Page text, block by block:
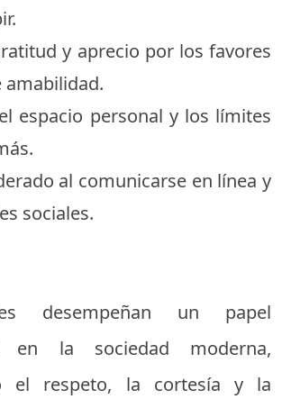
y aprecio por los favores
amabilidad.
espacio personal y los límites
al comunicarse en línea y
sociales.
desempeñan un papel
en la sociedad moderna,
el respeto, la cortesía y la